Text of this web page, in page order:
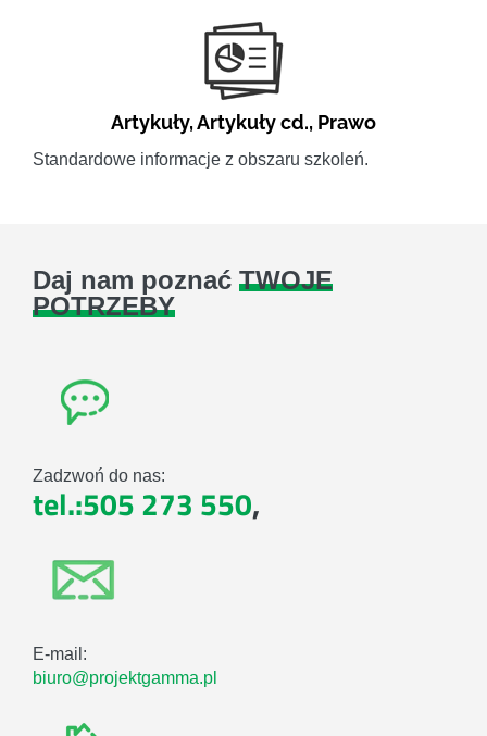
Artykuły,Artykuły cd., Prawo
Standardowe informacje z obszaru szkoleń.
Daj nam poznać TWOJE
POTRZEBY
Zadzwoń do nas:
tel.:505 273 550,
E-mail:
biuro@projektgamma.pl